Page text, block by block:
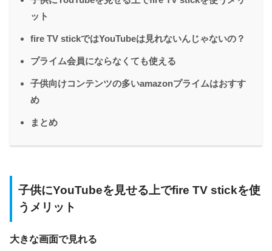
ット
fire TV stickではYouTubeは見れないんじゃないの？
プライム会員にならなくても使える
子供向けコンテンツの多いamazonプライムはおすす
め
まとめ
子供にYouTubeを見せる上でfire TV stickを使
うメリット
大きな画面で見れる